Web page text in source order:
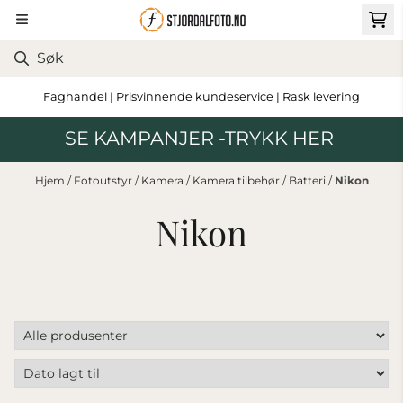
Hopp til innhold
Faghandel | Prisvinnende kundeservice | Rask levering
SE KAMPANJER -TRYKK HER
Hjem / Fotoutstyr / Kamera / Kamera tilbehør / Batteri / Nikon
Nikon